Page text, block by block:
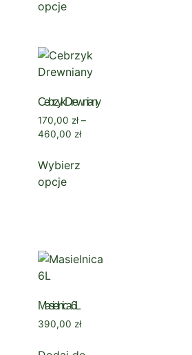
opcje
Cebrzyk Drewniany
170,00 zł –
460,00 zł
Wybierz
opcje
Masielnica 6L
390,00 zł